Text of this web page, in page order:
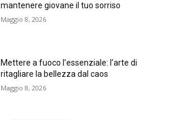
mantenere giovane il tuo sorriso
Maggio 8, 2026
Mettere a fuoco l’essenziale: l’arte di
ritagliare la bellezza dal caos
Maggio 8, 2026